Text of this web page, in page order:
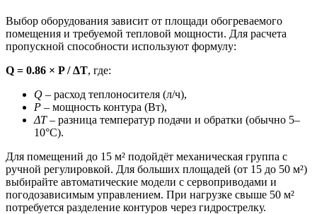
Выбор оборудования зависит от площади обогреваемого
помещения и требуемой тепловой мощности. Для расчета
пропускной способности используют формулу:
Q = 0.86 × P / ΔT, где:
Q – расход теплоносителя (л/ч),
P – мощность контура (Вт),
ΔT– разница температур подачи и обратки (обычно 5–
10°C).
Для помещений до 15 м² подойдёт механическая группа с
ручной регулировкой. Для больших площадей (от 15 до 50 м²)
выбирайте автоматические модели с сервоприводами и
погодозависимым управлением. При нагрузке свыше 50 м²
потребуется разделение контуров через гидрострелку.